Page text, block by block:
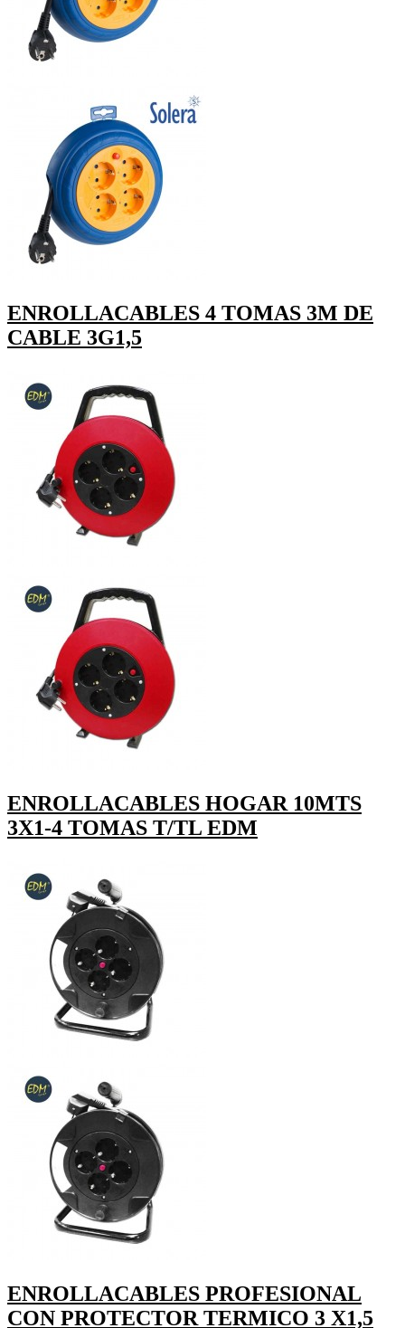
ENROLLACABLES 4 TOMAS 3M DE
CABLE 3G1,5
ENROLLACABLES HOGAR 10MTS
3X1-4 TOMAS T/TL EDM
ENROLLACABLES PROFESIONAL
CON PROTECTOR TERMICO 3 X1,5